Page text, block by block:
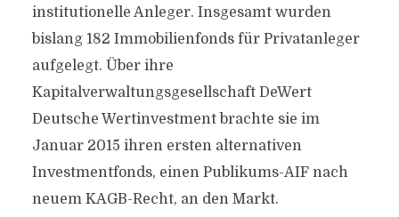
institutionelle Anleger. Insgesamt wurden
bislang 182 Immobilienfonds für Privatanleger
aufgelegt. Über ihre
Kapitalverwaltungsgesellschaft DeWert
Deutsche Wertinvestment brachte sie im
Januar 2015 ihren ersten alternativen
Investmentfonds, einen Publikums-AIF nach
neuem KAGB-Recht, an den Markt.